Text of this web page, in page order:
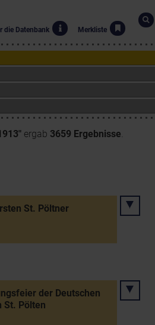
die Datenbank Merkliste
ergab 3659 Ergebnisse.
St. Pöltner
der Deutschen
St. Pölten